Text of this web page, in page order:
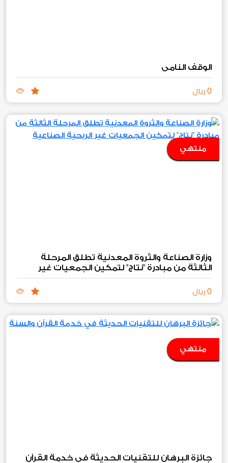
الوقف النامي
0 ريال
منتهي
وزارة الصناعة والثروة المعدنية تطلق المرحلة
الثالثة من مبادرة "نتاج" لتمكين الجمعيات غير
الربحية الصناعية والتعدينية
0 ريال
منتهي
جائزة البرهان للتقنيات الحديثة في خدمة القرآن